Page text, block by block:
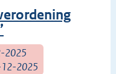
2025
12-2025